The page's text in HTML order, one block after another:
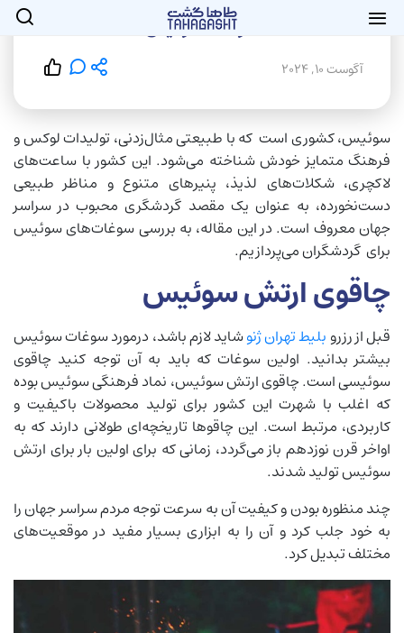
سوغات سوئیس
آگوست 10, 2024
سوئیس، کشوری است که با طبیعتی مثال‌زدنی، تولیدات لوکس و
فرهنگ متمایز خودش شناخته می‌شود. این کشور با ساعت‌های
لاکچری، شکلات‌های لذیذ، پنیرهای متنوع و مناظر طبیعی
دست‌نخورده، به عنوان یک مقصد گردشگری محبوب در سراسر
جهان معروف است. در این مقاله، به بررسی سوغات‌های سوئیس
برای گردشگران می‌پردازیم.
چاقوی ارتش سوئیس
قبل از رزرو بلیط تهران ژنوشاید لازم باشد، درمورد سوغات سوئیس
بیشتر بدانید. اولین سوغات که باید به آن توجه کنید چاقوی
سوئیسی است. چاقوی ارتش سوئیس، نماد فرهنگی سوئیس بوده
که اغلب با شهرت این کشور برای تولید محصولات باکیفیت و
کاربردی، مرتبط است. این چاقو‌ها تاریخچه‌ای طولانی دارند که به
اواخر قرن نوزدهم باز می‌گردد، زمانی که برای اولین بار برای ارتش
سوئیس تولید شدند.
چند منظوره بودن و کیفیت آن به سرعت توجه مردم سراسر جهان را
به خود جلب کرد و آن را به ابزاری بسیار مفید در موقعیت‌های
مختلف تبدیل کرد.